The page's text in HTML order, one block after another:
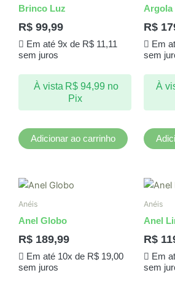
Brinco Luz
R$ 99,99
Em até 9x de R$11,11
sem juros
À vista R$ 94,99 no
Pix
Adicionar ao carrinho
Argola
R$
Em
sem
À
Anéis
Anel Globo
R$ 189,99
Em até 10x de R$19,00
sem juros
As
Anéis
Anel
R$
Em
sem